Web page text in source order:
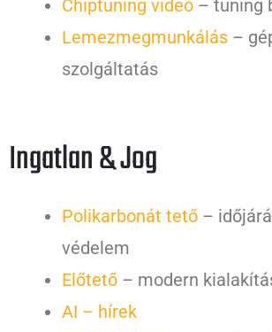
Chiptuning videó – tuning
Lemezmegmunkálás –
szolgáltatás
Ingatlan & Jog
Polikarbonát tető –
védelem
Előtető – modern
AI – hírek